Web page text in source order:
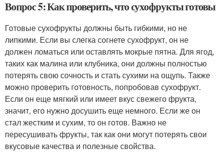
Вопрос 5: Как проверить, что сухофрукты готовы
Готовые сухофрукты должны быть гибкими, но не
липкими. Если вы слегка согнете сухофрукт, он не
должен ломаться или оставлять мокрые пятна. Для ягод,
таких как малина или клубника, они должны полностью
потерять свою сочность и стать сухими на ощупь. Также
можно проверить готовность, попробовав сухофрукт.
Если он еще мягкий или имеет вкус свежего фрукта,
значит, его нужно досушить еще немного. Если же он
стал жестким и сухим, то он готов. Важно не
пересушивать фрукты, так как они могут потерять свои
вкусовые качества и полезные свойства.